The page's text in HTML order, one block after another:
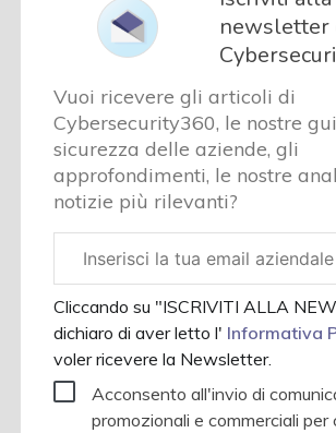
newsletter
Vuoi ricevere gli articoli di
Cybersecurity360, le nostre
sicurezza delle aziende, gli
approfondimenti, le nostre
notizie più rilevanti?
aziendale
Cliccando su "ISCRIVITI ALLA
dichiaro di aver letto l' Informativa
voler ricevere la Newsletter.
Acconsento all'invio di
promozionali e commerciali